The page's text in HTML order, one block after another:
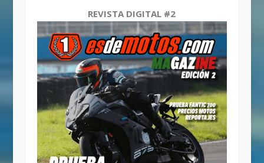
REVISTA DIGITAL #2